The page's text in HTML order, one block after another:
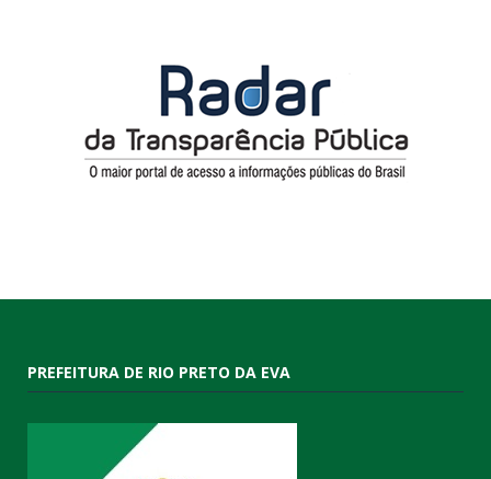
PREFEITURA DE RIO PRETO DA EVA